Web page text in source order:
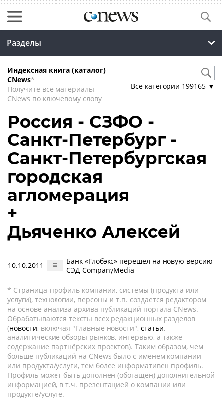
Разделы
Индексная книга (каталог)
CNews*
Получите все материалы
CNews по ключевому слову
Все категории 199165 ▼
Россия - СЗФО -
Санкт-Петербург -
Санкт-Петербургская
городская
агломерация
+
Дьяченко Алексей
10.10.2011
Банк «Глобэкс» перешел на новую версию
СЭД CompanyMedia
* Страница-профиль компании, системы (продукта или
услуги), технологии, персоны и т.п. создается редактором
на основе анализа архива публикаций портала CNews.
Обрабатываются тексты всех редакционных разделов
(новости, включая "Главные новости", статьи,
аналитические обзоры рынков, интервью, а также
содержание партнёрских проектов). Таким образом, чем
больше публикаций на CNews было с именем компании
или продукта/услуги, тем более информативен профиль.
Профиль может быть дополнен (обогащен) дополнительной
информацией, в т.ч. презентацией о компании или
продукте/услуге.